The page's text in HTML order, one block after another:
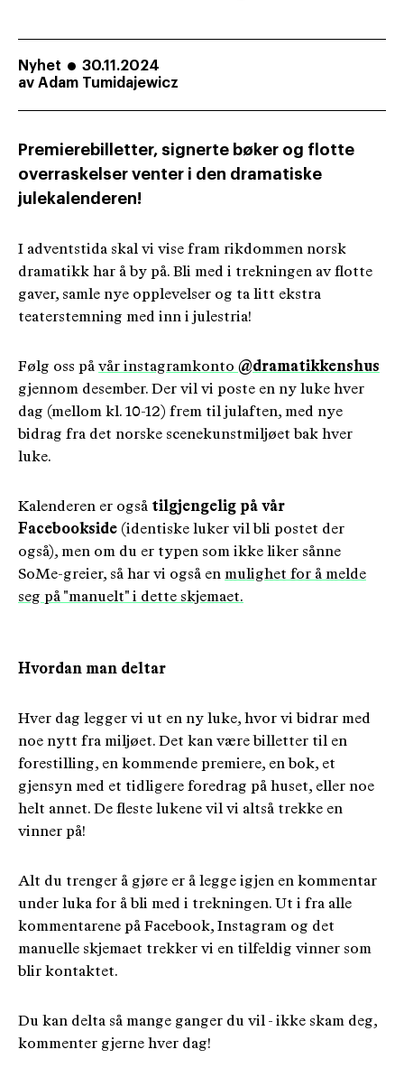
Nyhet
30.11.2024
av Adam Tumidajewicz
Premierebilletter, signerte bøker og flotte
overraskelser venter i den dramatiske
julekalenderen!
I adventstida skal vi vise fram rikdommen norsk
dramatikk har å by på. Bli med i trekningen av flotte
gaver, samle nye opplevelser og ta litt ekstra
teaterstemning med inn i julestria!
Følg oss på vår instagramkonto @dramatikkenshus
gjennom desember. Der vil vi poste en ny luke hver
dag (mellom kl. 10-12) frem til julaften, med nye
bidrag fra det norske scenekunstmiljøet bak hver
luke.
Kalenderen er også tilgjengelig på vår
Facebookside (identiske luker vil bli postet der
også), men om du er typen som ikke liker sånne
SoMe-greier, så har vi også en mulighet for å melde
seg på "manuelt" i dette skjemaet.
Hvordan man deltar
Hver dag legger vi ut en ny luke, hvor vi bidrar med
noe nytt fra miljøet. Det kan være billetter til en
forestilling, en kommende premiere, en bok, et
gjensyn med et tidligere foredrag på huset, eller noe
helt annet. De fleste lukene vil vi altså trekke en
vinner på!
Alt du trenger å gjøre er å legge igjen en kommentar
under luka for å bli med i trekningen. Ut i fra alle
kommentarene på Facebook, Instagram og det
manuelle skjemaet trekker vi en tilfeldig vinner som
blir kontaktet.
Du kan delta så mange ganger du vil - ikke skam deg,
kommenter gjerne hver dag!